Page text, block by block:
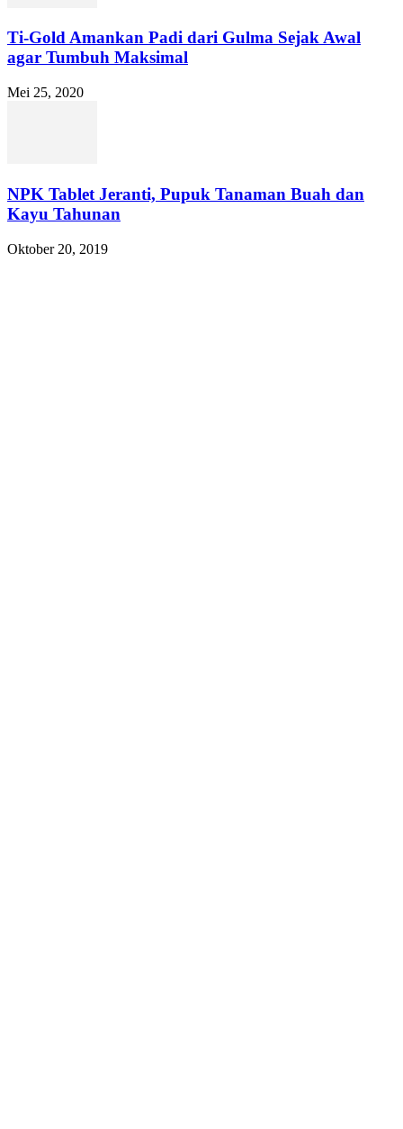
Ti-Gold Amankan Padi dari Gulma Sejak Awal
agar Tumbuh Maksimal
Mei 25, 2020
NPK Tablet Jeranti, Pupuk Tanaman Buah dan
Kayu Tahunan
Oktober 20, 2019